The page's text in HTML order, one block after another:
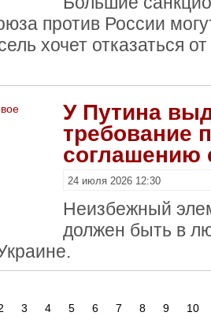
против России
хочет отказаться
У Путина
требование
соглашению
24 июля 2026 12:30
Неизбежный
должен быть в
3 4 5 6 7 8 9 10